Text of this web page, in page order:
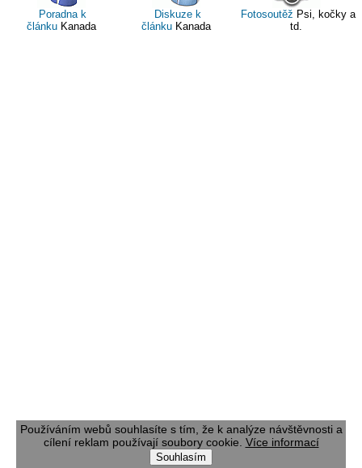
Poradna k
článkuKanada
Diskuze k
článku Kanada
Fotosoutěž Psi, kočky a
td.
Používáním webů souhlasíte s tím, že k analýze návštěvnosti a
cílení reklam používají soubory cookie. Více informací